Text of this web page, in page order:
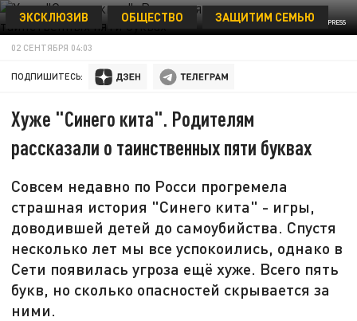
ILYA GALAKHOV/GLOBALLOOKPRESS
ЭКСКЛЮЗИВ ОБЩЕСТВО ЗАЩИТИМ СЕМЬЮ
02 СЕНТЯБРЯ 04:03
ПОДПИШИТЕСЬ:
Хуже "Синего кита". Родителям
рассказали о таинственных пяти буквах
Совсем недавно по Росси прогремела
страшная история "Синего кита" - игры,
доводившей детей до самоубийства. Спустя
несколько лет мы все успокоились, однако в
Сети появилась угроза ещё хуже. Всего пять
букв, но сколько опасностей скрывается за
ними.